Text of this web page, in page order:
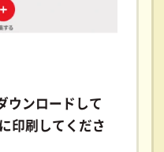
ウンロードして
印刷してくださ